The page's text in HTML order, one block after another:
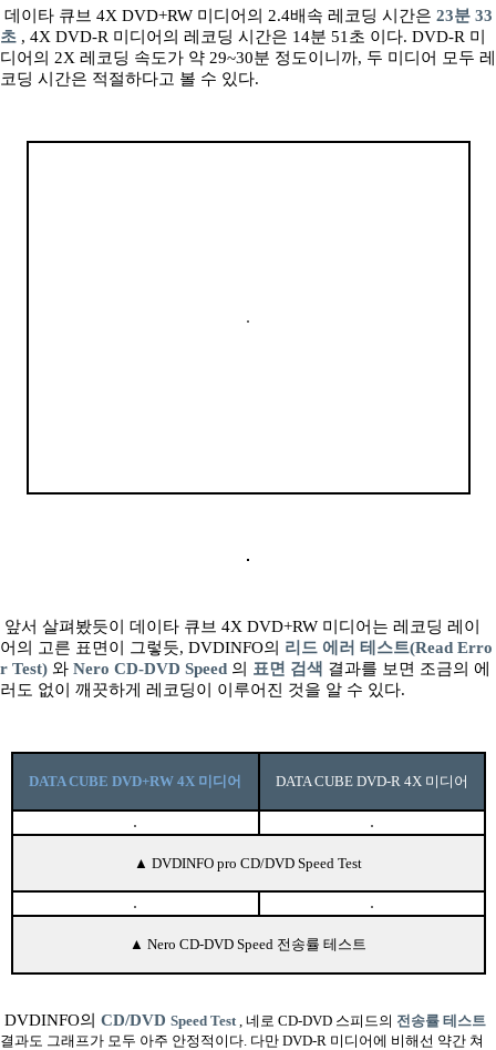
데이타 큐브 4X DVD+RW 미디어의 2.4배속 레코딩 시간은 23분 33
초 , 4X DVD-R 미디어의 레코딩 시간은 14분 51초 이다. DVD-R 미
디어의 2X 레코딩 속도가 약 29~30분 정도이니까, 두 미디어 모두 레
코딩 시간은 적절하다고 볼 수 있다.
앞서 살펴봤듯이 데이타 큐브 4X DVD+RW 미디어는 레코딩 레이
어의 고른 표면이 그렇듯, DVDINFO의 리드 에러 테스트(Read Erro
r Test) 와 Nero CD-DVD Speed 의 표면 검색 결과를 보면 조금의 에
러도 없이 깨끗하게 레코딩이 이루어진 것을 알 수 있다.
DATA CUBE DVD+RW 4X 미디어 DATA CUBE DVD-R 4X 미디어
▲ DVDINFO pro CD/DVD Speed Test
▲ Nero CD-DVD Speed 전송률 테스트
DVDINFO의 CD/DVD Speed Test , 네로 CD-DVD 스피드의 전송률 테스트
결과도 그래프가 모두 아주 안정적이다. 다만 DVD-R 미디어에 비해선 약간 쳐